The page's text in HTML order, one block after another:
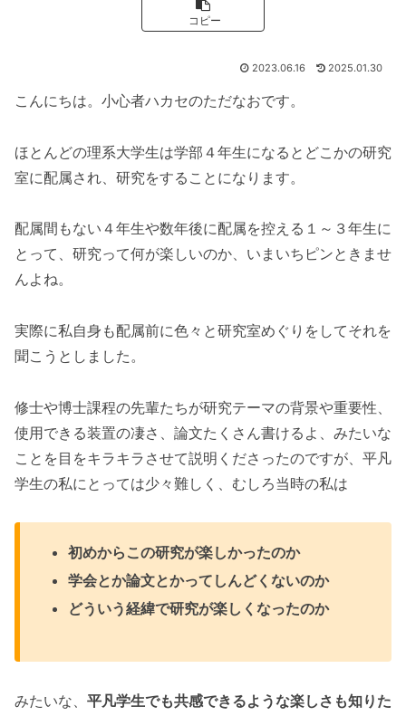
コピー
2023.06.16 2025.01.30
こんにちは。小心者ハカセのただなおです。
ほとんどの理系大学生は学部４年生になるとどこかの研究
室に配属され、研究をすることになります。
配属間もない４年生や数年後に配属を控える１～３年生に
とって、研究って何が楽しいのか、いまいちピンときませ
んよね。
実際に私自身も配属前に色々と研究室めぐりをしてそれを
聞こうとしました。
修士や博士課程の先輩たちが研究テーマの背景や重要性、
使用できる装置の凄さ、論文たくさん書けるよ、みたいな
ことを目をキラキラさせて説明くださったのですが、平凡
学生の私にとっては少々難しく、むしろ当時の私は
初めからこの研究が楽しかったのか
学会とか論文とかってしんどくないのか
どういう経緯で研究が楽しくなったのか
みたいな、 平凡学生でも共感できるような楽しさも知りた